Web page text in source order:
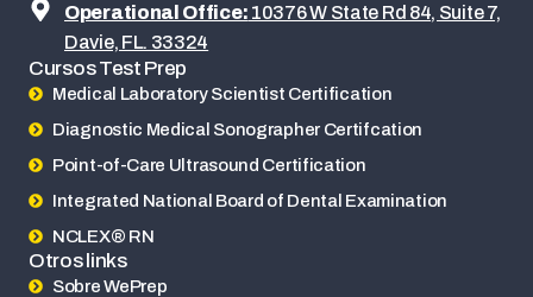
Operational Office: 10376 W State Rd 84, Suite 7,
Davie, FL. 33324
Cursos Test Prep
Medical Laboratory Scientist Certification
Diagnostic Medical Sonographer Certifcation
Point-of-Care Ultrasound Certification
Integrated National Board of Dental Examination
NCLEX® RN
Otros links
Sobre WePrep